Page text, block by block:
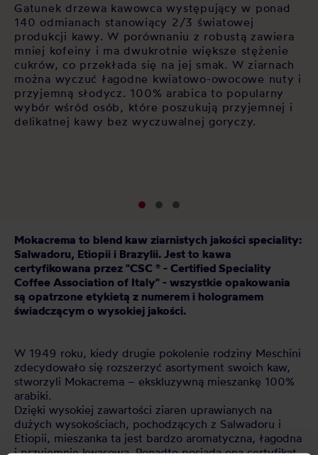
Gatunek drzewa kawowca występujący w ponad
140 odmianach stanowiący 2/3 światowej
produkcji kawy. W porównaniu z robustą zawiera
mniej kofeiny i ma dwukrotnie większe stężenie
cukrów, co przekłada się na jej smak. W ziarnach
można wyczuć łagodne kwiatowo-owocowe nuty i
przyjemną słodycz. 100% arabica to popularny
wybór wśród osób, które poszukują przyjemnej i
delikatnej kawy bez wyczuwalnej goryczy.
Mokacrema to blend kaw ziarnistych jakości speciality:
Salwadoru, Etiopii i Brazylii. Jest to kawa
certyfikowana przez "CSC ® - Certified Speciality
Coffee Association of Italy" - wszystkie opakowania
są opatrzone etykietą z numerem i hologramem
świadczącym o wysokiej jakości.
W 1949 roku, kiedy drugie pokolenie rodziny Meschini
zdecydowało się rozszerzyć asortyment swoich kaw,
stworzyli Mokacrema – ekskluzywną mieszankę 100%
arabiki.
Dzięki wysokiej zawartości ziaren uprawianych na
dużych wysokościach, pochodzących z Salwadoru i
Etiopii, mieszanka ta jest bardzo aromatyczna, łagodna
i przyjemnie kwasowa. Ponadto posiada ona certyfikat